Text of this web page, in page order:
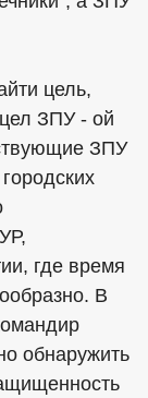
цель,
ЗПУ - ой
ЗПУ
где время
В
обнаружить